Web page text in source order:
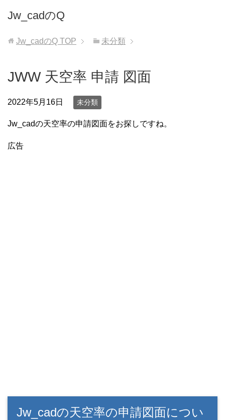
Jw_cadのQ
Jw_cadのQ TOP 未分類
JWW 天空率 申請 図面
2022年5月16日 未分類
Jw_cadの天空率の申請図面をお探しですね。
広告
Jw_cadの天空率の申請図面につい